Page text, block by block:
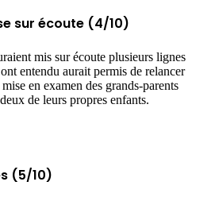
sur écoute (4/10)
mis sur écoute plusieurs lignes
entendu aurait permis de relancer
en examen des grands-parents
de leurs propres enfants.
(5/10)